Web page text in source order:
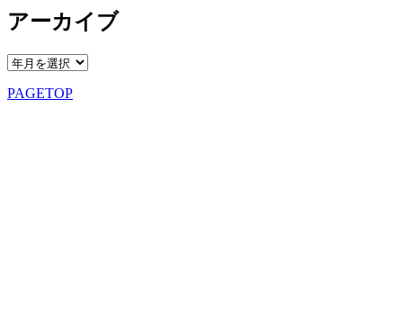
アーカイブ
PAGETOP